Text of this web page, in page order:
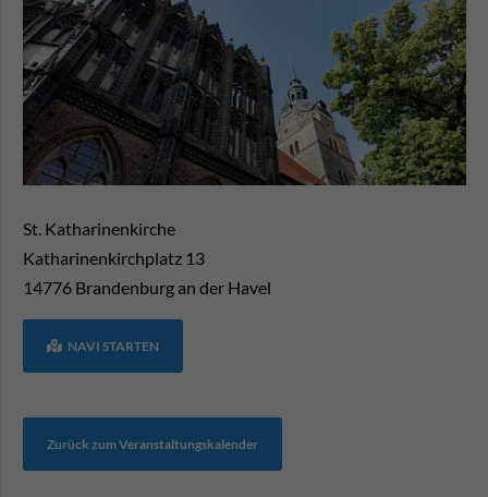
St. Katharinenkirche
Katharinenkirchplatz 13
14776 Brandenburg an der Havel
NAVI STARTEN
Zurück zum Veranstaltungskalender